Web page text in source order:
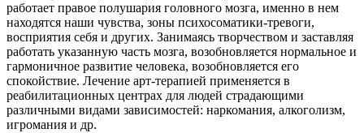
работает правое полушария головного мозга, именно в нем
находятся наши чувства, зоны психосоматики-тревоги,
восприятия себя и других. Занимаясь творчеством и заставляя
работать указанную часть мозга, возобновляется нормальное и
гармоничное развитие человека, возобновляется его
спокойствие. Лечение арт-терапией применяется в
реабилитационных центрах для людей страдающими
различными видами зависимостей: наркомания, алкоголизм,
игромания и др.